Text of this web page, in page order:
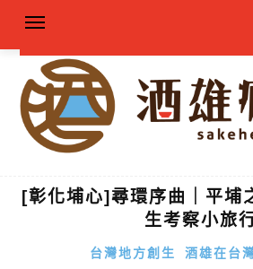
[彰化埔心]尋環序曲｜平埔
生考察小旅
台灣地方創生 酒雄在台